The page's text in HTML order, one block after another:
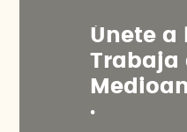
Únete a
Tra baja
M ed ioa
.